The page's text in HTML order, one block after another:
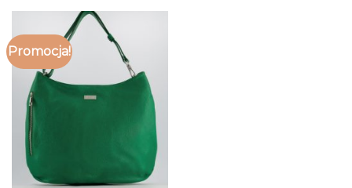
Promocja!